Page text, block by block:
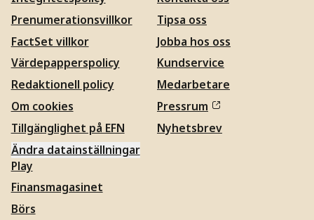
Prenumerationsvillkor
FactSet villkor
Värdepapperspolicy
Redaktionell policy
Om cookies
Tillgänglighet på EFN
Ändra datainställningar
Tipsa oss
Jobba hos oss
Kundservice
Medarbetare
Pressrum
Nyhetsbrev
Play
Finansmagasinet
Börs